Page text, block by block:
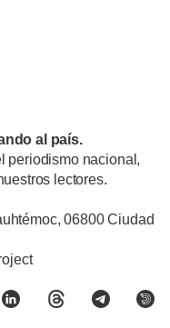
al país.
periodismo nacional,
lectores.
06800 Ciudad